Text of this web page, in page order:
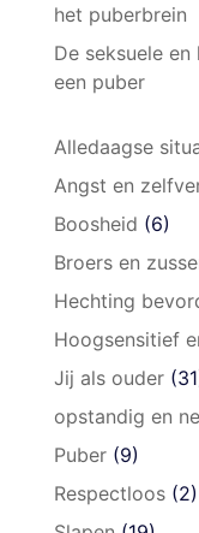
het puberbrein
De seksuele
een puber
Alledaagse
Angst en
Boosheid (6)
Broers en
Hechting
Hoogsensitief
Jij als ouder
opstandig en
Puber(9)
Respectloos(2)